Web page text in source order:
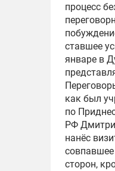
процесс
ставшее
январе в
как был
по
РФ
нанёс
сторон,